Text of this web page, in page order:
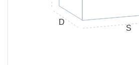
D
S